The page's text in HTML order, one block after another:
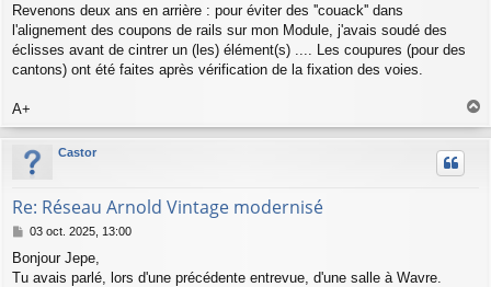
a
g
e
Revenons deux ans en arrière : pour éviter des ''couack'' dans
l'alignement des coupons de rails sur mon Module, j'avais soudé des
éclisses avant de cintrer un (les) élément(s) .... Les coupures (pour des
cantons) ont été faites après vérification de la fixation des voies.
A+
a
u
Castor
Re: Réseau Arnold Vintage modernisé
M
s
s
03 oct. 2025, 13:00
Bonjour Jepe,
Tu avais parlé, lors d'une précédente entrevue, d'une salle à Wavre.